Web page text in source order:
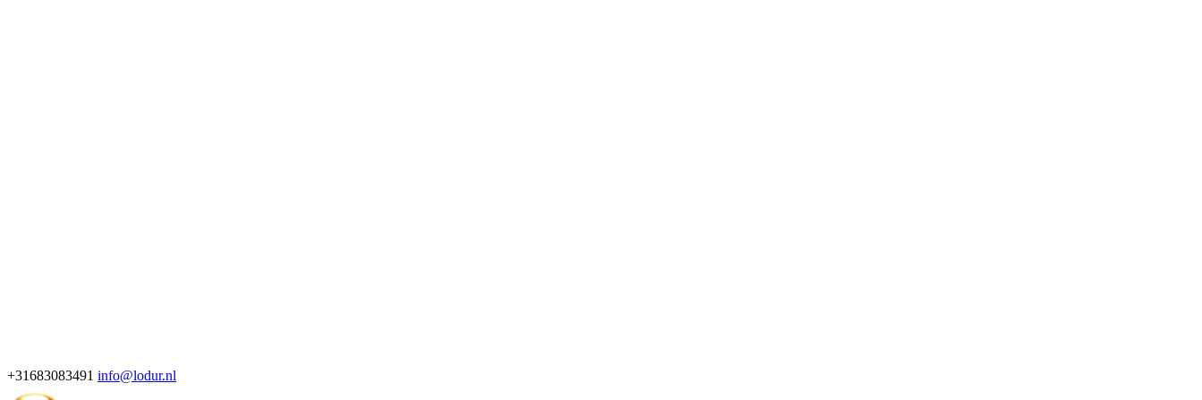
+31683083491 info@lodur.nl